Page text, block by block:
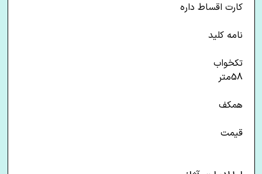
کارت اقساط داره
نامه کلید
تکخواب
58متر
همکف
قیمت